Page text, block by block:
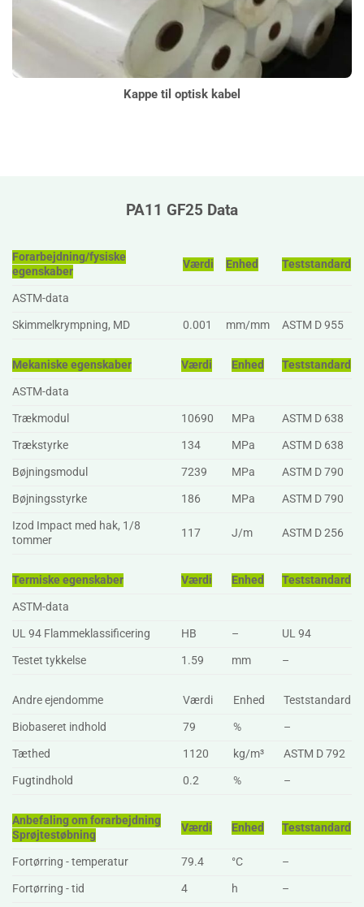
Kappe til optisk kabel
PA11 GF25 Data
Forarbejdning/fysiske
egenskaber
Værdi Enhed Teststandard
ASTM-data
Skimmelkrympning, MD
0.001 mm/mm ASTM D 955
Mekaniske egenskaber Værdi Enhed
Teststandard
ASTM-data
Trækmodul
10690 MPa
ASTM D 638
Trækstyrke
134 MPa
ASTM D 638
Bøjningsmodul
7239 MPa
ASTM D 790
Bøjningsstyrke
186 MPa
ASTM D 790
Izod Impact med hak, 1/8
tommer
117 J/m ASTM D 256
Termiske egenskaber Værdi Enhed
Teststandard
ASTM-data
UL 94 Flammeklassificering
HB –
UL 94
Testet tykkelse
1.59 mm –
Andre ejendomme Værdi Enhed
Teststandard
Biobaseret indhold
79 %
–
Tæthed
1120 kg/m³
ASTM D 792
Fugtindhold
0.2 % –
Anbefaling om forarbejdning
Sprøjtestøbning
Værdi Enhed Teststandard
Fortørring - temperatur 79.4 °C
–
Fortørring - tid
4 h –